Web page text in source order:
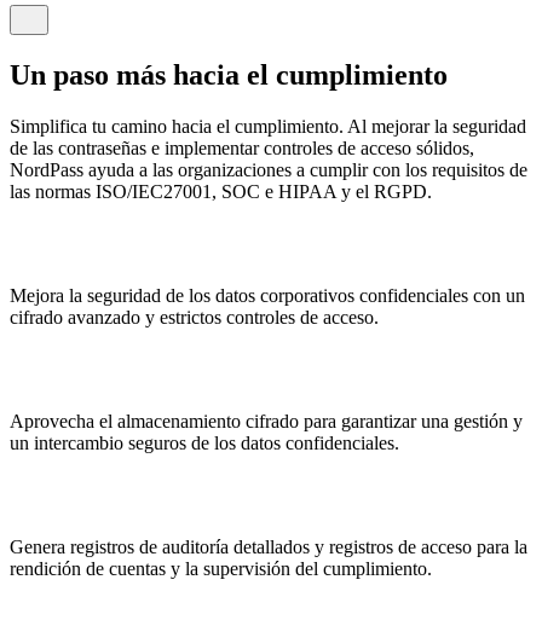
Un paso más hacia el cumplimiento
Simplifica tu camino hacia el cumplimiento. Al mejorar la seguridad
de las contraseñas e implementar controles de acceso sólidos,
NordPass ayuda a las organizaciones a cumplir con los requisitos de
las normas ISO/IEC27001, SOC e HIPAA y el RGPD.
Mejora la seguridad de los datos corporativos confidenciales con un
cifrado avanzado y estrictos controles de acceso.
Aprovecha el almacenamiento cifrado para garantizar una gestión y
un intercambio seguros de los datos confidenciales.
Genera registros de auditoría detallados y registros de acceso para la
rendición de cuentas y la supervisión del cumplimiento.